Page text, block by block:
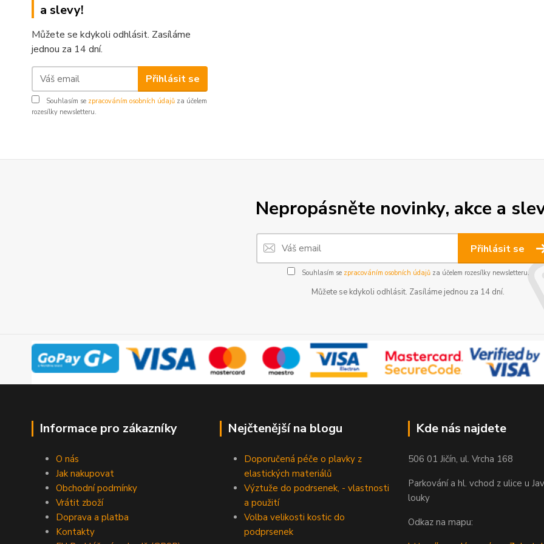
a slevy!
Můžete se kdykoli odhlásit. Zasíláme
jednou za 14 dní.
Přihlásit se
Souhlasím se zpracováním osobních údajů za účelem
rozesílky newsletteru.
Nepropásněte novinky, akce a
Přihlásit se
Souhlasím se zpracováním osobních údajůza účelem rozesílky newsletteru.
Můžete se kdykoli odhlásit. Zasíláme jednou za 14 dní.
Informace pro zákazníky
O nás
Jak nakupovat
Obchodní podmínky
Vrátit zboží
Doprava a platba
Kontakty
Nejčtenější na blogu
Doporučená péče o plavky z
elastických materiálů
Výztuže do podrsenek, - vlastnosti
a použití
Volba velikosti kostic do
podprsenek
Kde nás najdete
506 01 Jičín, ul. Vrcha 168
Parkování a hl. vchod z ulice u
louky
Odkaz na mapu: